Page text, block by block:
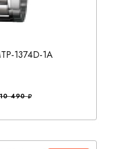
1374D-1A
10 490